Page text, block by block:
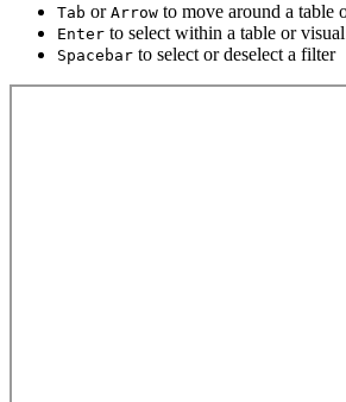
Tab or Arrow to move around a table
Enter to select within a table or visual
Spacebar to select or deselect a filter